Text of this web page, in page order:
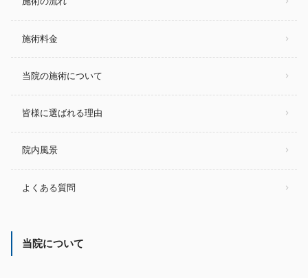
施術料金
当院の施術について
皆様に選ばれる理由
院内風景
よくある質問
当院について